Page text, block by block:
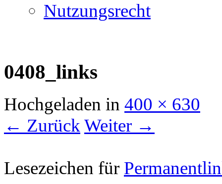
Nutzungsrecht
0408_links
Hochgeladen in 400 × 630
← Zurück Weiter →
Lesezeichen für